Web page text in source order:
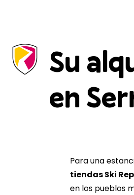
Su
en
Para una
tiendas Ski
en los pueblos